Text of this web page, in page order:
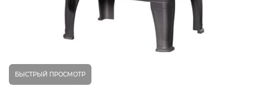
БЫСТРЫЙ ПРОСМОТР